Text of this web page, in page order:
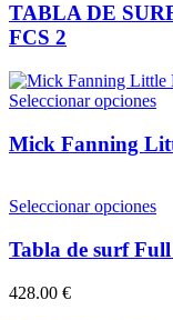
TABLA DE
FCS 2
Seleccionar opciones
Las
se
Mick Fanning
Seleccionar opciones
Tabla de surf
428.00 €